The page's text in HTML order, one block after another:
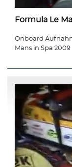
Formula Le
Onboard
Mans in Spa 2009